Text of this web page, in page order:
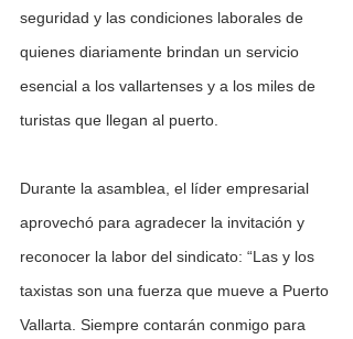
seguridad y las condiciones laborales de
quienes diariamente brindan un servicio
esencial a los vallartenses y a los miles de
turistas que llegan al puerto.
Durante la asamblea, el líder empresarial
aprovechó para agradecer la invitación y
reconocer la labor del sindicato: “Las y los
taxistas son una fuerza que mueve a Puerto
Vallarta. Siempre contarán conmigo para